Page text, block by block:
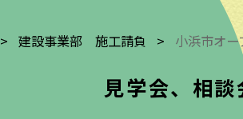
> 建設事業部 施工請負 > 小浜市オー
見学会、相談